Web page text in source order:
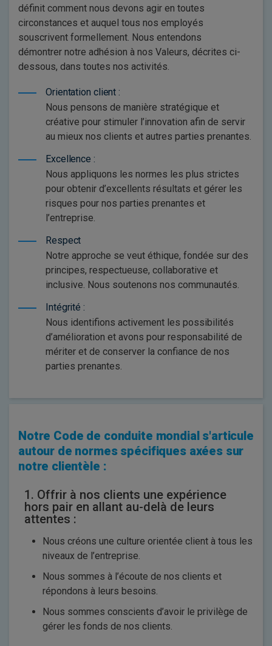
définit comment nous devons agir en toutes
circonstances et auquel tous nos employés
souscrivent formellement. Nous entendons
démontrer notre adhésion à nos Valeurs, décrites ci-
dessous, dans toutes nos activités.
Orientation client :
Nous pensons de manière stratégique et
créative pour stimuler l’innovation afin de servir
au mieux nos clients et autres parties prenantes.
Excellence :
Nous appliquons les normes les plus strictes
pour obtenir d’excellents résultats et gérer les
risques pour nos parties prenantes et
l’entreprise.
Respect
Notre approche se veut éthique, fondée sur des
principes, respectueuse, collaborative et
inclusive. Nous soutenons nos communautés.
Intégrité :
Nous identifions activement les possibilités
d’amélioration et avons pour responsabilité de
mériter et de conserver la confiance de nos
parties prenantes.
Notre Code de conduite mondial s'articule
autour de normes spécifiques axées sur
notre clientèle :
1. Offrir à nos clients une expérience
hors pair en allant au-delà de leurs
attentes :
Nous créons une culture orientée client à tous les
niveaux de l’entreprise.
Nous sommes à l’écoute de nos clients et
répondons à leurs besoins.
Nous sommes conscients d’avoir le privilège de
gérer les fonds de nos clients.